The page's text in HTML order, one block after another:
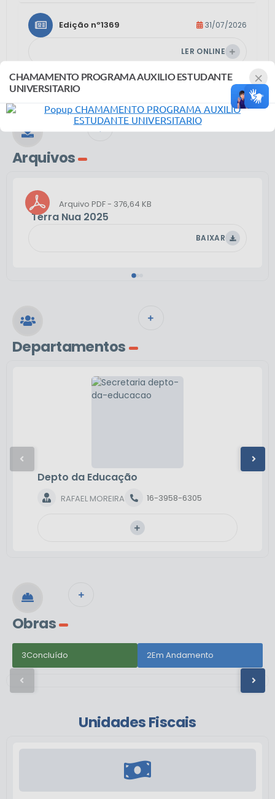
Edição nº1369 31/07/2026
LER ONLINE
30/07/2026
LER ONLINE
Arquivos
Terra Nua 2025
PDF 376,64 KB
BAIXAR
Departamentos
VER MAIS
Depto da Educação
RAFAEL MOREIRA 16-3958-6305
Obras
VER MAIS
3Concluído 2Em Andamento
AMPLIAÇÃO DE JAZIGOS E CALÇADAS NO
CEMITÉRIO MUNICIPAL
Unidades Fiscais
×
CHAMAMENTO PROGRAMA AUXILIO ESTUDANTE
UNIVERSITARIO